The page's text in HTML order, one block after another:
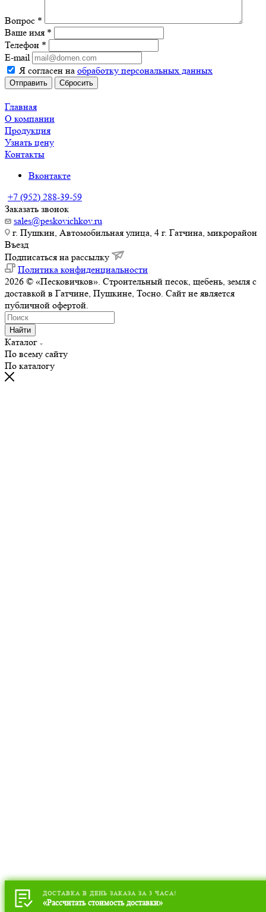
Вопрос *
Ваше имя *
Телефон *
E-mail
Я согласен на обработку персональных данных
Отправить Сбросить
Главная
О компании
Продукция
Узнать цену
Контакты
Вконтакте
+7 (952) 288-39-59
Заказать звонок
sales@peskovichkov.ru
г. Пушкин, Автомобильная улица, 4 г. Гатчина, микрорайон
Въезд
Подписаться на рассылку
Политика конфиденциальности
2026 © «Песковичков». Строительный песок, щебень, земля с
доставкой в Гатчине, Пушкине, Тосно. Сайт не является
публичной офертой.
Найти
Каталог
По всему сайту
По каталогу
ДОСТАВКА В ДЕНЬ ЗАКАЗА ЗА 3 ЧАСА!
«Рассчитать стоимость доставки»